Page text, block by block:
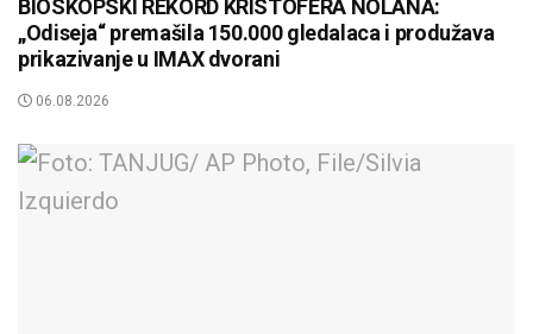
BIOSKOPSKI REKORD KRISTOFERA NOLANA:
„Odiseja“ premašila 150.000 gledalaca i produžava
prikazivanje u IMAX dvorani
06.08.2026